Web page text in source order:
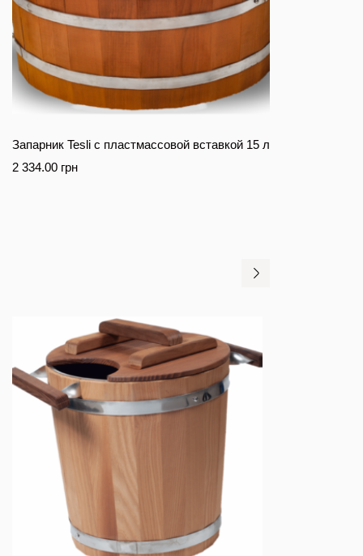
Запарник Tesli с пластмассовой вставкой 15 л
2 334.00 грн